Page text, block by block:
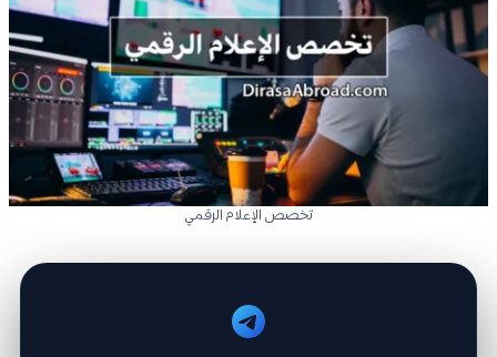
تخصص الإعلام الرقمي